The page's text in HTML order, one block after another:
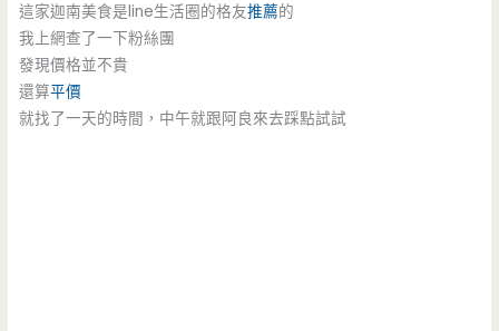
這家迦南美食是line生活圈的格友推薦的
我上網查了一下粉絲團
發現價格並不貴
還算平價
就找了一天的時間，中午就跟阿良來去踩點試試